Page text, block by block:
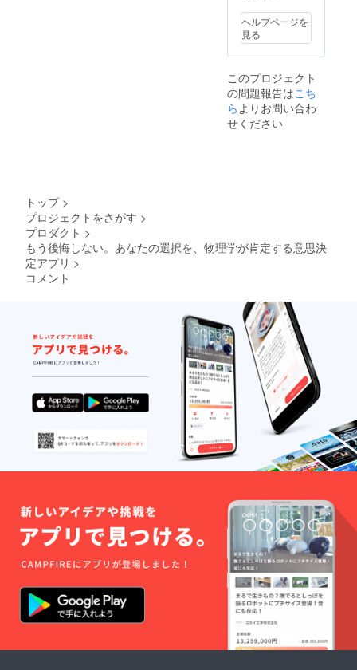
こと
を、シ
リアル
ナン
りで証
明す
る、世
界に一
つだけ
ジ：開
発チー
ムか
ら、心
感謝
メッ
セージ
をお送
りしま
を、一
般公開
届けし
ます。
アプリ
提供 あ
なただ
けの
「量子
分岐証
明
書」：
あなた
の選択
によっ
て新し
が創造
された
こと
を、シ
リアル
ナン
バー入
りで証
明す
界に一
つだけ
のデジ
ヘルプページを
見る
このプロジェクト
の問題報告はこち
ら よりお問い合わ
せください
トップ >
プロジェクトをさがす >
プロダクト >
もう後悔しない。あなたの選択を、物理学が肯定する意思決
定アプリ >
コメント